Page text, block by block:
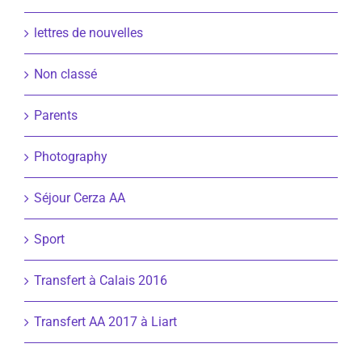
lettres de nouvelles
Non classé
Parents
Photography
Séjour Cerza AA
Sport
Transfert à Calais 2016
Transfert AA 2017 à Liart